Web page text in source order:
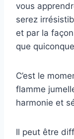
vous
serez
et par la
que
C’est le
flamme
harmonie et
Il peut être